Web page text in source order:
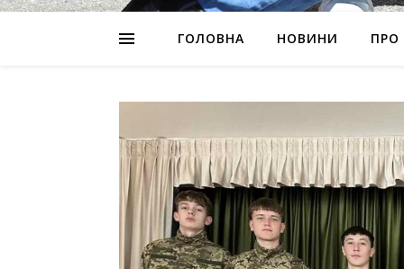
ГОЛОВНА НОВИНИ ПРО